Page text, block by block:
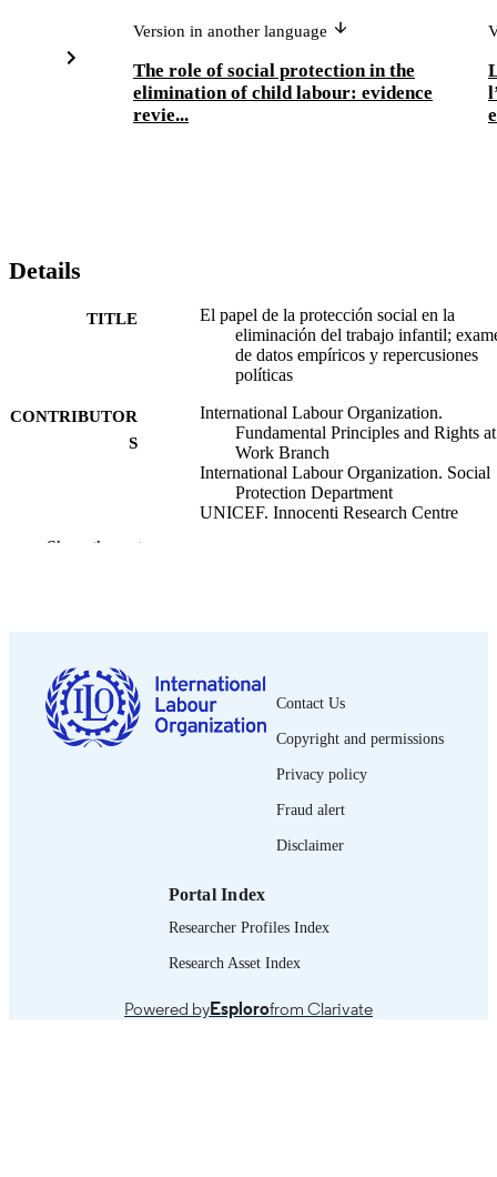
Version in another language
The role of social protection in the
elimination of child labour: evidence
revie...
Details
TITLE
El papel de la protección social en la
eliminación del trabajo infantil;
de datos empíricos y repercusiones
políticas
CONTRIBUTOR
S
International Labour Organization.
Fundamental Principles and Rights at
Work Branch
International Labour Organization. Social
Protection Department
UNICEF. Innocenti Research Centre
EDITION
NUMBER OF
PAGES
65 p.
9789220369609
CONTENTS
trabajo infantil y de la protección
Show the rest
Contact Us
Copyright and permissions
Privacy policy
Fraud alert
Disclaimer
Portal Index
Researcher Profiles Index
Research Asset Index
Powered byEsplorofrom Clarivate